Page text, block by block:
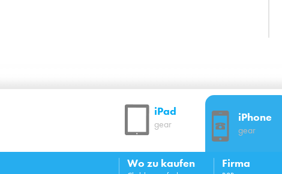
iPad
gear
iPhone
gear
Wo zu kaufen Firma